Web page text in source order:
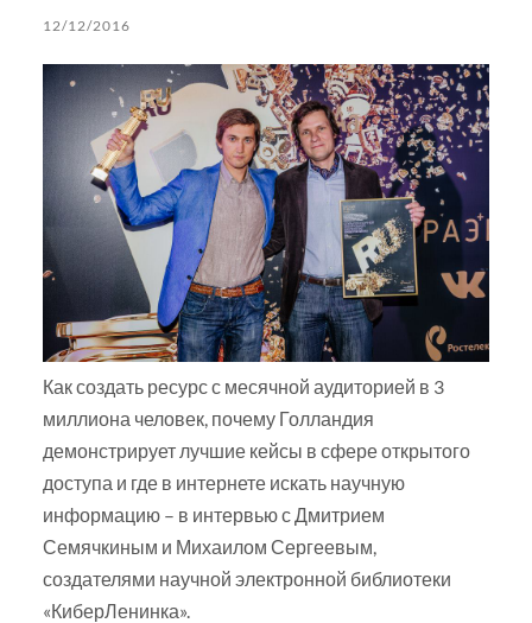
12/12/2016
Как создать ресурс с месячной аудиторией в 3
миллиона человек, почему Голландия
демонстрирует лучшие кейсы в сфере открытого
доступа и где в интернете искать научную
информацию – в интервью с Дмитрием
Семячкиным и Михаилом Сергеевым,
создателями научной электронной библиотеки
«КиберЛенинка».